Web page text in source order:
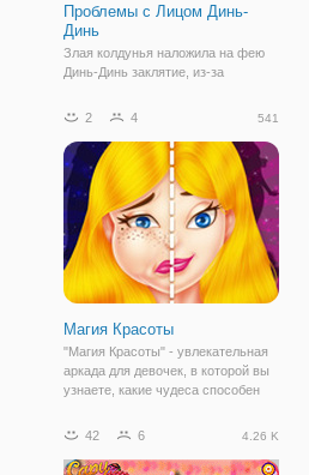
Проблемы с Лицом Динь-
Динь
Злая колдунья наложила на фею
Динь-Динь заклятие, из-за
многочисленными высыпаниями,
можете помочь ей в данной игре и
сделать это не та сложно, как
может показаться
2 4 541
Магия Красоты
"Магия Красоты" - увлекательная
аркада для девочек, в которой вы
узнаете, какие чудеса способен
5 уровней. Из первого мы узнаем
девушки, которую бросил парень и
42 6 4.26 K